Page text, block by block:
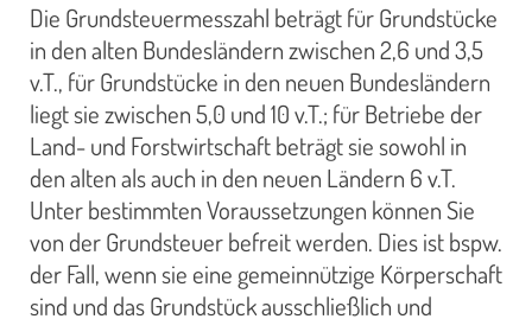
Die Grundsteuermesszahl beträgt für Grundstücke
in den alten Bundesländern zwischen 2,6 und 3,5
v.T., für Grundstücke in den neuen Bundesländern
liegt sie zwischen 5,0 und 10 v.T.; für Betriebe der
Land- und Forstwirtschaft beträgt sie sowohl in
den alten als auch in den neuen Ländern 6 v.T.
Unter bestimmten Voraussetzungen können Sie
von der Grundsteuer befreit werden. Dies ist bspw.
der Fall, wenn sie eine gemeinnützige Körperschaft
sind und das Grundstück ausschließlich und